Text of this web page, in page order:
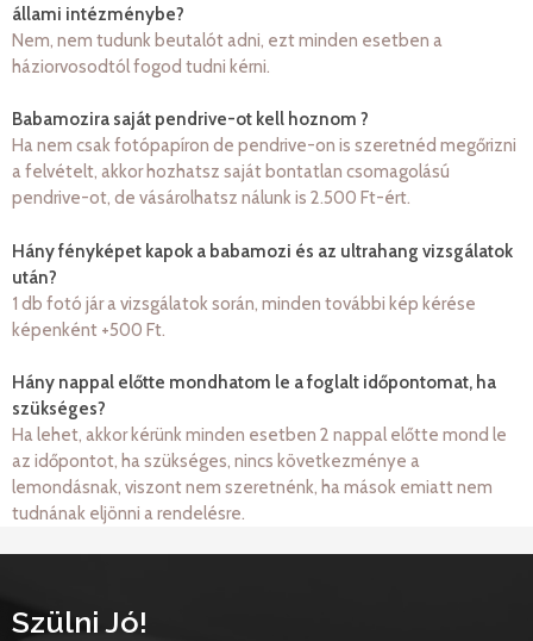
állami intézménybe?
Nem, nem tudunk beutalót adni, ezt minden esetben a
háziorvosodtól fogod tudni kérni.
Babamozira saját pendrive-ot kell hoznom ?
Ha nem csak fotópapíron de pendrive-on is szeretnéd megőrizni
a felvételt, akkor hozhatsz saját bontatlan csomagolású
pendrive-ot, de vásárolhatsz nálunk is 2.500 Ft-ért.
Hány fényképet kapok a babamozi és az ultrahang vizsgálatok
után?
1 db fotó jár a vizsgálatok során, minden további kép kérése
képenként +500 Ft.
Hány nappal előtte mondhatom le a foglalt időpontomat, ha
szükséges?
Ha lehet, akkor kérünk minden esetben 2 nappal előtte mond le
az időpontot, ha szükséges, nincs következménye a
lemondásnak, viszont nem szeretnénk, ha mások emiatt nem
tudnának eljönni a rendelésre.
Szülni Jó!